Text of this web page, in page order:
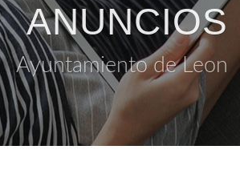
ANUNCIOS
Ayuntamiento de Leon